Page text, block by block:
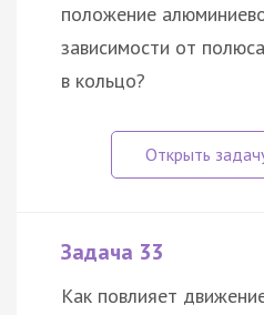
положение
зависимости от
в кольцо?
Задача 33
Как повлияет